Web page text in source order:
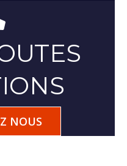
NOUS